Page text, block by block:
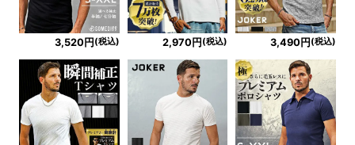
3,520円 (税込) 2,970円 (税込) 3,490円 (税込)